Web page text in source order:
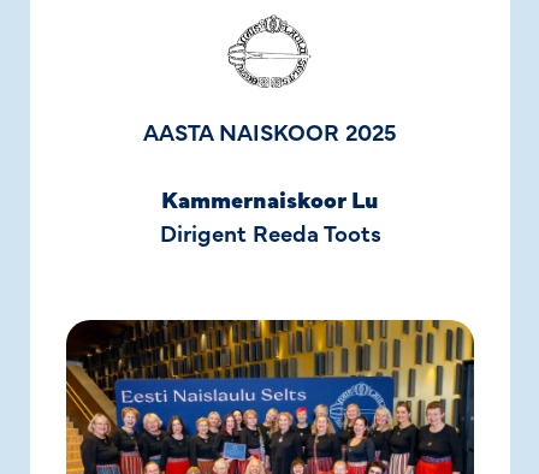
AASTA NAISKOOR 2025
Kammernaiskoor Lu
Dirigent Reeda Toots